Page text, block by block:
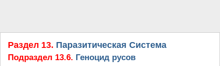
Раздел 13. Паразитическая Система
Подраздел 13.6. Геноцид русов